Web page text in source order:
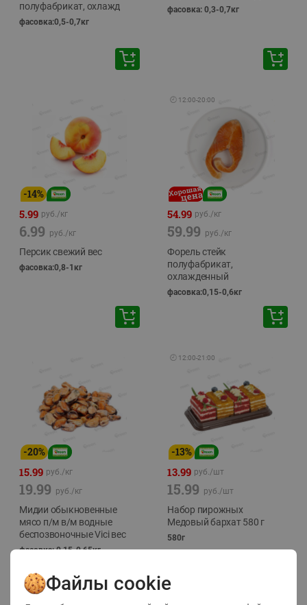
полуфабрикат, охлажд
фасовка:0,5-0,7кг
фасовка: 0,3-0,7кг
-14%
5.99 руб./кг
6.99 руб./кг
Персик свежий вес
фасовка:0,8-1кг
🕘 12:00-20:00
54.99 руб./кг
59.99 руб./кг
Форель стейк
полуфабрикат,
охлажденный
фасовка:0,15-0,6кг
-20%
15.99 руб./кг
19.99 руб./кг
Мидии обыкновенные
мясо п/м в/м водные
беспозвоночные Vici вес
фасовка: 0,15-0,65кг
🕘 12:00-21:00
-13%
13.99 руб./шт
15.99 руб./шт
Набор пирожных
Медовый бархат 580 г
580г
Файлы cookie